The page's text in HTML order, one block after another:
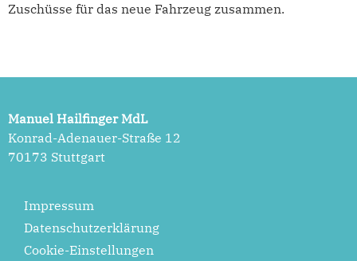
Zuschüsse für das neue Fahrzeug zusammen.
Manuel Hailfinger MdL
Konrad-Adenauer-Straße 12
70173 Stuttgart
Impressum
Datenschutzerklärung
Cookie-Einstellungen